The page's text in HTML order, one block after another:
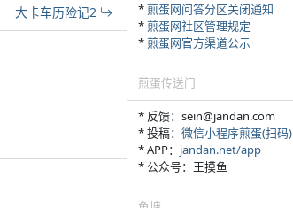
大卡车历险记2 *煎蛋网问答分区关闭通知
*煎蛋网社区管理规定
*煎蛋网官方渠道公示
煎蛋传送门
* 反馈：sein@jandan.com
* 投稿： 微信小程序煎蛋(扫码)
* APP： jandan.net/app
* 公众号：王摸鱼